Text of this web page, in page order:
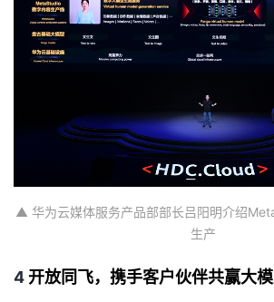
▲ 华为云媒体服务产品部部长吕阳明介绍
生产
4 开放同飞，携手客户伙伴共赢大